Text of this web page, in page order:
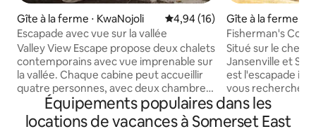
Gîte à la ferme ⋅ KwaNojoli Évaluation moyenne sur la
4,94 (16)
Escapade avec vue sur la vallée
Valley View Escape propose deux chalets
contemporains avec vue imprenable sur
la vallée. Chaque cabine peut accueillir
quatre personnes, avec deux chambres
avec salle de bains privative, une cuisine
ouverte et un salon et une terrasse
privée. Conçue pour les amoureux de la
Gîte à la ferme ⋅
Fisherman's
Karoo
Situé sur le
Jansenville et
est l'escapade
vous recherchez
tranquillité, c'est
vous ! Le chalet est adapté aux animaux
et indépendant. Il n'y a pas de WiFi, mais
Équipements populaires dans les
locations de vacances à Somerset East